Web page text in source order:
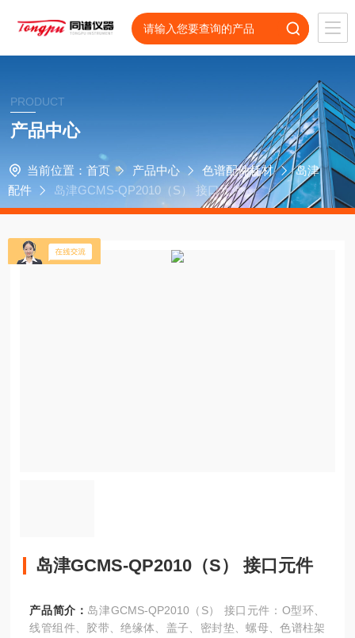
PRODUCT
产品中心
当前位置： 首页 产品中心 色谱配件耗材
岛津
配件
岛津GCMS-QP2010（S） 接口元件
岛津GCMS-QP2010（S） 接口元件
产品简介： 岛津GCMS-QP2010（S） 接口元件：O型环、
线管组件、胶带、绝缘体、盖子、密封垫、螺母、色谱柱架